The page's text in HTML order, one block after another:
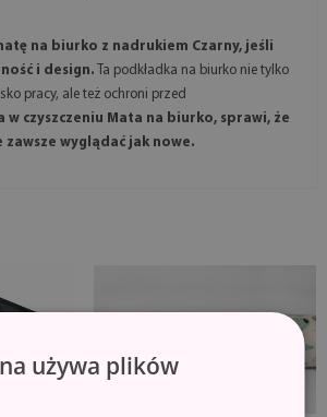
na biurko z nadrukiem Czarny, jeśli
i design. Ta podkładka na biurko nie tylko
pracy, ale też ochroni przed
w czyszczeniu Mata na biurko, sprawi, że
wyglądać jak nowe.
używa plików